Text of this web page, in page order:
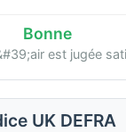
Bonne
est jugée
UK DEFRA